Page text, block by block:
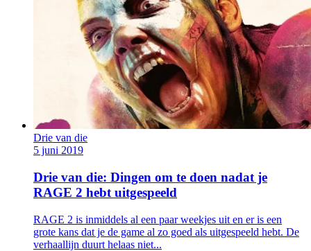
Drie van die
5 juni 2019
Drie van die: Dingen om te doen nadat je
RAGE 2 hebt uitgespeeld
RAGE 2 is inmiddels al een paar weekjes uit en er is een
grote kans dat je de game al zo goed als uitgespeeld hebt. De
verhaallijn duurt helaas niet...